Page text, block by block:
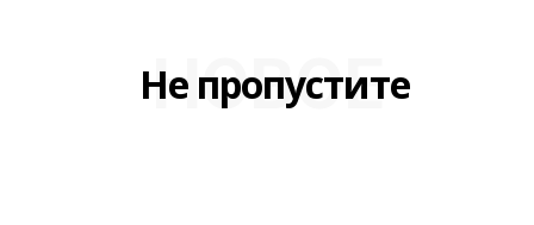
Не пропустите
НОВОЕ